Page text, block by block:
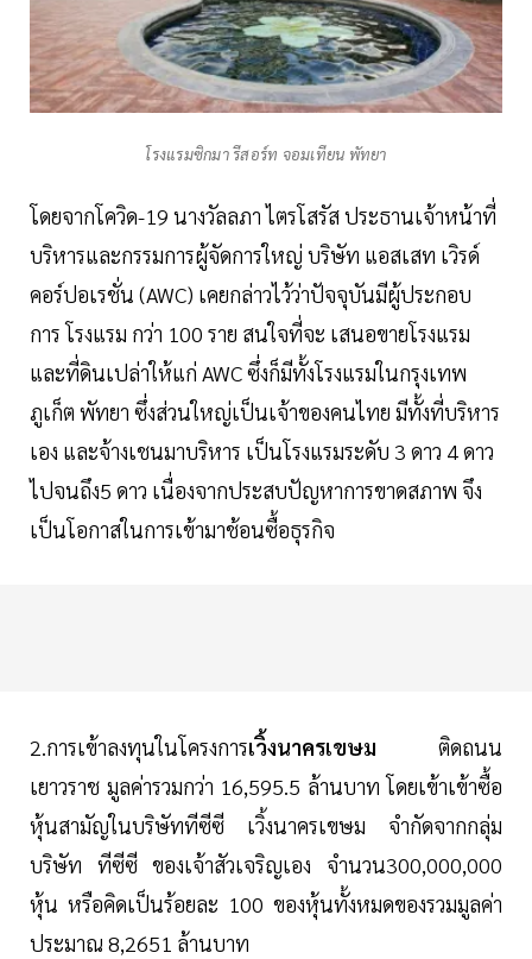
โรงแรมซิกมา รีสอร์ท จอมเทียน พัทยา
โดยจากโควิด-19 นางวัลลภา ไตรโสรัส ประธานเจ้าหน้าที่
บริหารและกรรมการผู้จัดการใหญ่ บริษัท แอสเสท เวิรด์
คอร์ปอเรชั่น (AWC) เคยกล่าวไว้ว่าปัจจุบันมีผู้ประกอบ
การ โรงแรม กว่า 100 ราย สนใจที่จะ เสนอขายโรงแรม
และที่ดินเปล่าให้แก่ AWC ซึ่งก็มีทั้งโรงแรมในกรุงเทพ
ภูเก็ต พัทยา ซึ่งส่วนใหญ่เป็นเจ้าของคนไทย มีทั้งที่บริหาร
เอง และจ้างเชนมาบริหาร เป็นโรงแรมระดับ 3 ดาว 4 ดาว
ไปจนถึง5 ดาว เนื่องจากประสบปัญหาการขาดสภาพ จึง
เป็นโอกาสในการเข้ามาช้อนซื้อธุรกิจ
2.การเข้าลงทุนในโครงการเวิ้งนาครเขษม ติดถนน
เยาวราช มูลค่ารวมกว่า 16,595.5 ล้านบาท โดยเข้าเข้าซื้อ
หุ้นสามัญในบริษัททีซีซี เวิ้งนาครเขษม จำกัดจากกลุ่ม
บริษัท ทีซีซี ของเจ้าสัวเจริญเอง จํานวน300,000,000
หุ้น หรือคิดเป็นร้อยละ 100 ของหุ้นทั้งหมดของรวมมูลค่า
ประมาณ 8,2651 ล้านบาท